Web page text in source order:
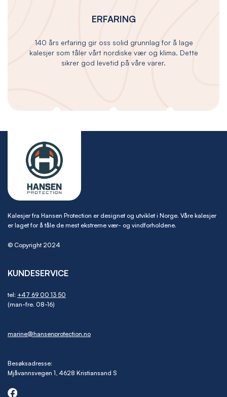
ERFARING
140 års erfaring gir oss solid grunnlag for å lage
kalesjer som tåler vårt nordiske vær og klima. Dette
sikrer god levetid på våre varer.
Kalesjer fra Hansen Protection er designet og utviklet i Norge. Våre kalesjer
er laget for å tåle de mest ekstreme vær- og vindforholdene.
© Copyright 2024
KUNDESERVICE
tel: +47 69 00 13 50
(man-fre. 08-16)
marine@hansenprotection.no
Besøksadresse:
Mjåvannsvegen 1, 4628 Kristiansand S